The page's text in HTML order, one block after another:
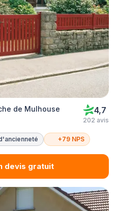
de Mulhouse 4,7
202 avis
+79 NPS
devis gratuit